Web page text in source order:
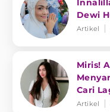
Dewi
Artikel
Miris!
Cari
Artikel